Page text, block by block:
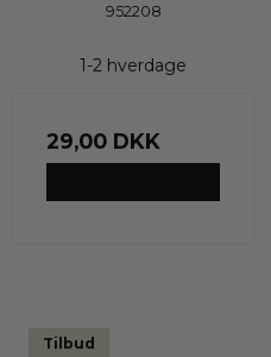
952208
1-2 hverdage
29,00 DKK
Tilbud